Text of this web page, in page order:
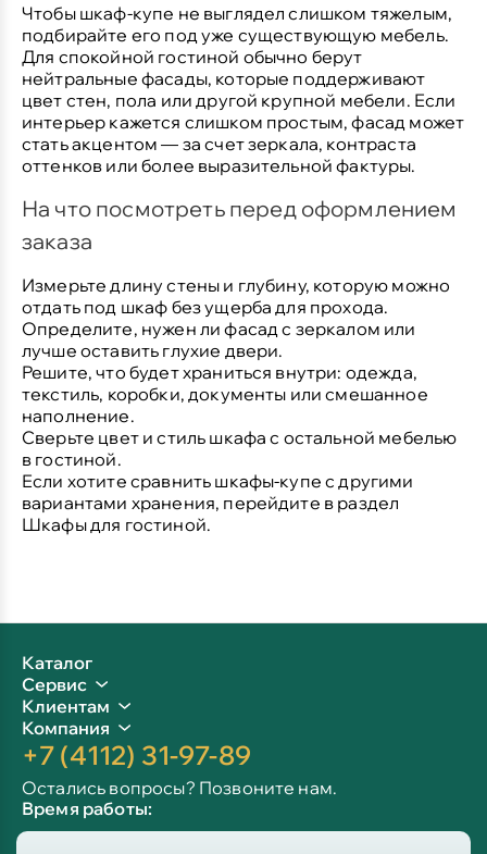
Чтобы шкаф-купе не выглядел слишком тяжелым,
подбирайте его под уже существующую мебель.
Для спокойной гостиной обычно берут
нейтральные фасады, которые поддерживают
цвет стен, пола или другой крупной мебели. Если
интерьер кажется слишком простым, фасад может
стать акцентом — за счет зеркала, контраста
оттенков или более выразительной фактуры.
На что посмотреть перед оформлением
заказа
Измерьте длину стены и глубину, которую можно
отдать под шкаф без ущерба для прохода.
Определите, нужен ли фасад с зеркалом или
лучше оставить глухие двери.
Решите, что будет храниться внутри: одежда,
текстиль, коробки, документы или смешанное
наполнение.
Сверьте цвет и стиль шкафа с остальной мебелью
в гостиной.
Если хотите сравнить шкафы-купе с другими
вариантами хранения, перейдите в раздел
Шкафы для гостиной.
Каталог
Сервис
Клиентам
Компания
+7 (4112) 31-97-89
Остались вопросы? Позвоните нам.
Время работы: